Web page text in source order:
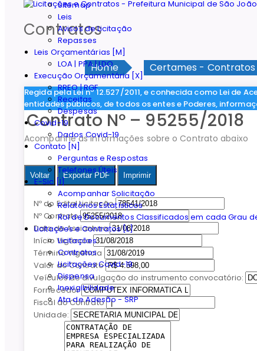
Sitemap
Leis
Avisos de Licitação
Repasses
Leis Orçamentárias [M]
LOA | PPA | LDO
Execução Orçamentária [X]
RREO | RGF
Receitas
Despesas
Covid-19
Dados Covid-19
Contato [N]
Perguntas e Respostas
Telefones Úteis
E-Sic [I]
Acompanhar Solicitação
Relatórios Estatísticos
Rol de Documentos Classificados em cada Grau
Licitações e Contratos [L]
Licitações
Contratos
Licitações Covid-19
Dispensa
Inexigibilidade
Ata de Adesão - SRP
Contratos
Home Certames - Contratos
Regida pela Lei nº 12.527/2011, e conhecida como Lei
entidades públicos, de todos os entes e Poderes,
Contrato Nº – 95255/2018
Acompanhe as informações sobre o Contrato abaixo
Voltar Exportar PDF Imprimir
Nº do Edital Licitação
Nº Contrato
Data de Assiantura
Início Vigência
Término Vigência
Valor do Contrato
Veículos de divulgação do instrumento convocatório:
Fornecedor
Fiscal do Contrato
Unidade: